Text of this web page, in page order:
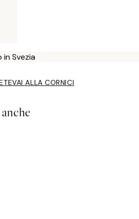
in Svezia
VAI ALLA CORNICI